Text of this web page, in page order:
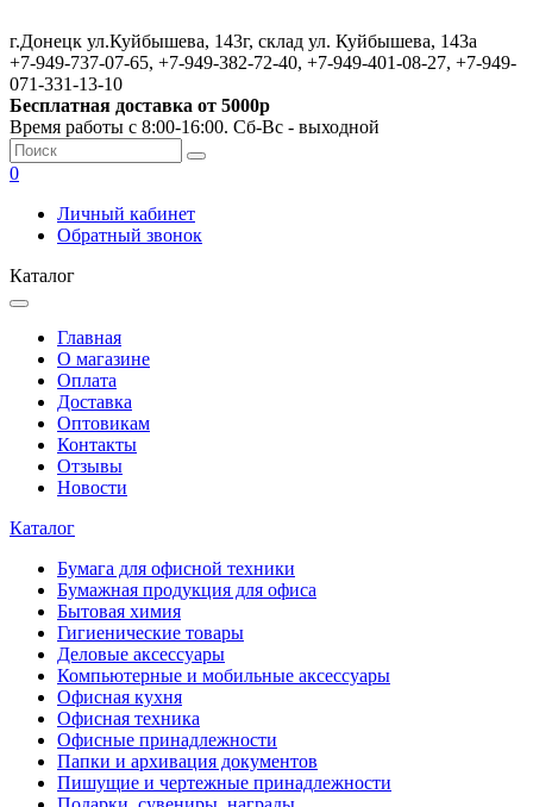
г.Донецк ул.Куйбышева, 143г, склад ул. Куйбышева, 143а
+7-949-737-07-65, +7-949-382-72-40, +7-949-401-08-27, +7-949-
071-331-13-10
Бесплатная доставка от 5000р
Время работы с 8:00-16:00. Сб-Вс - выходной
0
Личный кабинет
Обратный звонок
Каталог
Главная
О магазине
Оплата
Доставка
Оптовикам
Контакты
Отзывы
Новости
Каталог
Бумага для офисной техники
Бумажная продукция для офиса
Бытовая химия
Гигиенические товары
Деловые аксессуары
Компьютерные и мобильные аксессуары
Офисная кухня
Офисная техника
Офисные принадлежности
Папки и архивация документов
Пишущие и чертежные принадлежности